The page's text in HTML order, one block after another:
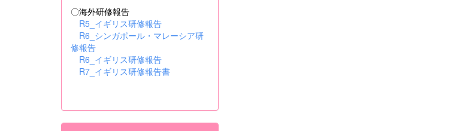
〇海外研修報告
R5_イギリス研修報告
R6_シンガポール・マレーシア研
修報告
R6_イギリス研修報告
R7_イギリス研修報告書